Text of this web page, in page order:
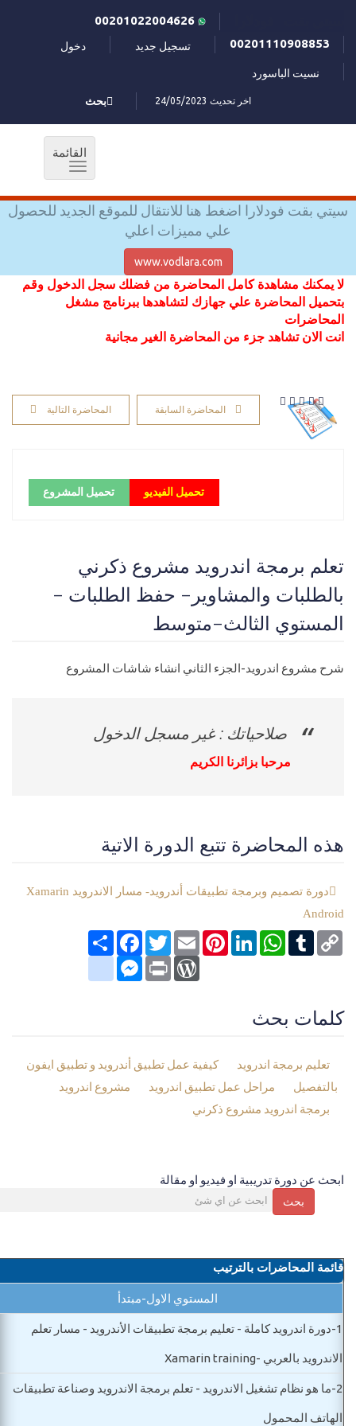
00201110908853
تسجيل جديد دخول
نسيت الباسورد
اخر تحديث 24/05/2023 بحث
القائمة
Toggle
سيتي بقت فودلارا اضغط هنا للانتقال للموقع الجديد للحصول
علي مميزات اعلي
www.vodlara.com
لا يمكنك مشاهدة كامل المحاضرة من فضلك سجل الدخول وقم
بتحميل المحاضرة علي جهازك لتشاهدها ببرنامج مشغل
المحاضرات
انت الان تشاهد جزء من المحاضرة الغير مجانية
المحاضرة السابقة المحاضرة التالية
تحميل المشروع تحميل الفيديو
تعلم برمجة اندرويد مشروع ذكرني
بالطلبات والمشاوير- حفظ الطلبات -
المستوي الثالث-متوسط
شرح مشروع اندرويد-الجزء الثاني انشاء شاشات المشروع
صلاحياتك : غير مسجل الدخول
مرحبا بزائرنا الكريم
هذه المحاضرة تتبع الدورة الاتية
دورة تصميم وبرمجة تطبيقات أندرويد- مسار الاندرويد Xamarin
Android
انشر
FacebookTwitterEmail
PinterestLinkedIn
WhatsAppTumblr Copy
Link
google_bookmarksMessenger Print
WordPress
كلمات بحث
تعليم برمجة اندرويد
كيفية عمل تطبيق أندرويد و تطبيق ايفون
بالتفصيل
مراحل عمل تطبيق اندرويد
مشروع اندرويد
برمجة اندرويد مشروع ذكرني
ابحث عن دورة تدريبية او فيديو او مقالة
بحث
قائمة المحاضرات بالترتيب
المستوي الاول-مبتدأ
1- دورة اندرويد كاملة - تعليم برمجة تطبيقات الأندرويد - مسار تعلم
الاندرويد بالعربي -Xamarin training
2- ما هو نظام تشغيل الاندرويد - تعلم برمجة الاندرويد وصناعة تطبيقات
الهاتف المحمول